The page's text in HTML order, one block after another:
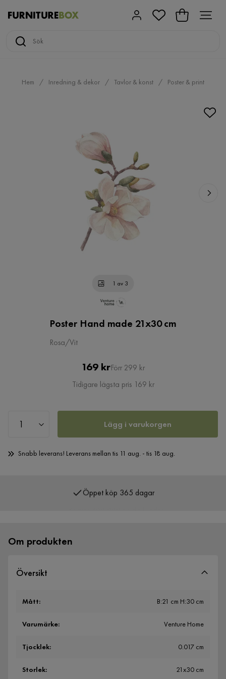
Hem Inredning & dekor Tavlor & konst Poster & print
1 av 3
Poster Hand made 21x30 cm
Rosa/Vit
Pris
169 krOriginal
Pris
Förr 299 kr
Tidigare lägsta pris 169 kr
Lägg i varukorgen
Snabb leverans! Leverans mellan tis 11 aug. - tis 18 aug.
Över 400 000 nöjda kunder
Om produkten
Översikt
Mått: B:21 cm H:30 cm
Varumärke: Venture Home
Tjocklek: 0.017 cm
Storlek: 21x30 cm